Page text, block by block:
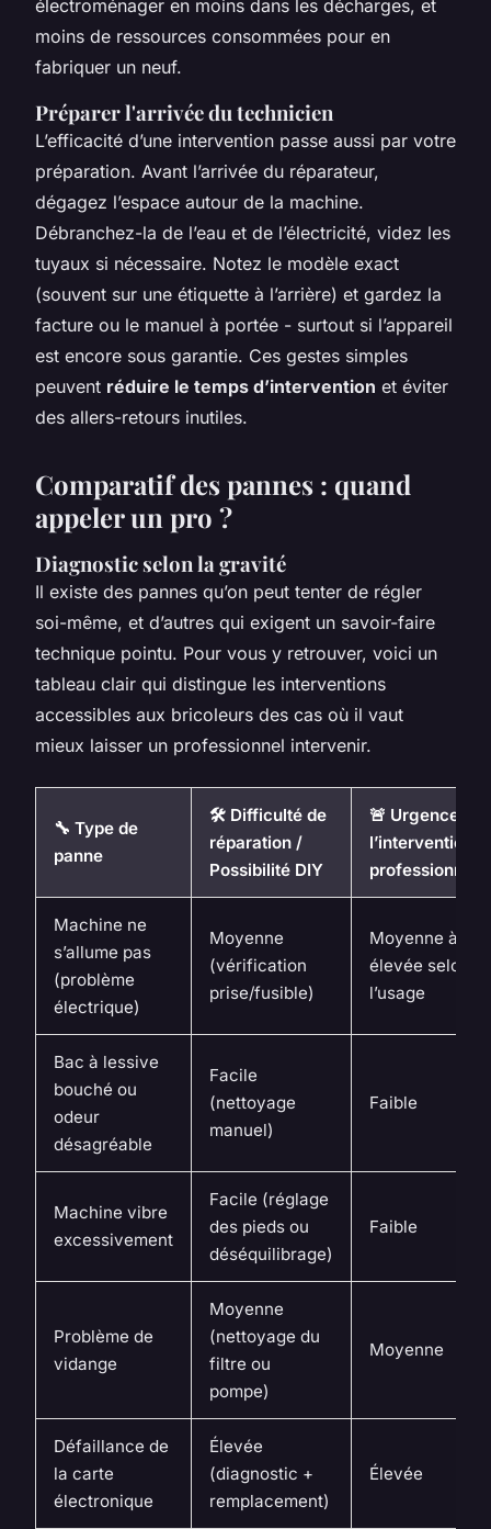
électroménager en moins dans les décharges, et
moins de ressources consommées pour en
fabriquer un neuf.
Préparer l'arrivée du technicien
L’efficacité d’une intervention passe aussi par votre
préparation. Avant l’arrivée du réparateur,
dégagez l’espace autour de la machine.
Débranchez-la de l’eau et de l’électricité, videz les
tuyaux si nécessaire. Notez le modèle exact
(souvent sur une étiquette à l’arrière) et gardez la
facture ou le manuel à portée - surtout si l’appareil
est encore sous garantie. Ces gestes simples
peuvent réduire le temps d’intervention et éviter
des allers-retours inutiles.
Comparatif des pannes : quand
appeler un pro ?
Diagnostic selon la gravité
Il existe des pannes qu’on peut tenter de régler
soi-même, et d’autres qui exigent un savoir-faire
technique pointu. Pour vous y retrouver, voici un
tableau clair qui distingue les interventions
accessibles aux bricoleurs des cas où il vaut
mieux laisser un professionnel intervenir.
🔧 Type de
panne
🛠️ Difficulté de
réparation /
Possibilité DIY
🚨 Urgence de
l’intervention
professionnelle
Machine ne
s’allume pas
(problème
électrique)
Moyenne
(vérification
prise/fusible)
Moyenne à
élevée selon
l’usage
Bac à lessive
bouché ou
odeur
désagréable
Facile
(nettoyage
manuel)
Faible
Machine vibre
excessivement
Facile (réglage
des pieds ou
déséquilibrage)
Faible
Problème de
vidange
Moyenne
(nettoyage du
filtre ou
pompe)
Moyenne
Défaillance de
la carte
électronique
Élevée
(diagnostic +
remplacement)
Élevée